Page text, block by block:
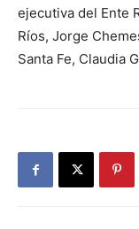
ejecutiva del Ente
Ríos, Jorge
Santa Fe, Claudia